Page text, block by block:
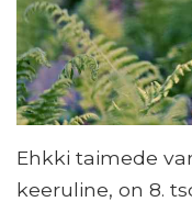
Ehkki taimede
keeruline, on 8.